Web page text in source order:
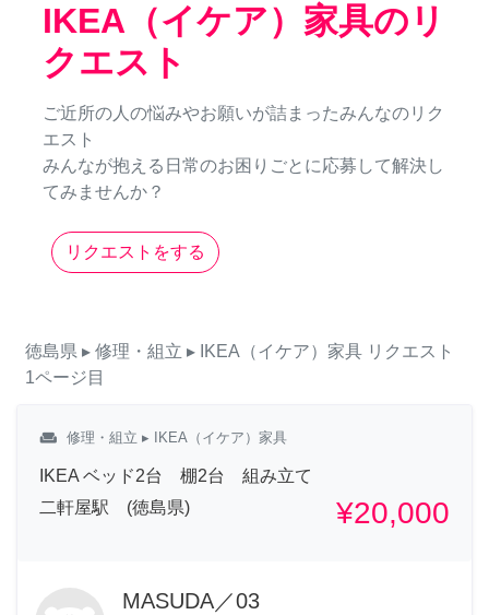
IKEA（イケア）家具のリ
クエスト
ご近所の人の悩みやお願いが詰まったみんなのリク
エスト
みんなが抱える日常のお困りごとに応募して解決し
てみませんか？
リクエストをする
徳島県 ▸ 修理・組立 ▸ IKEA（イケア）家具 リクエスト
1ページ目
weekend 修理・組立 ▸ IKEA（イケア）家具
IKEA ベッド2台 棚2台 組み立て
二軒屋駅 (徳島県)
¥20,000
MASUDA／03